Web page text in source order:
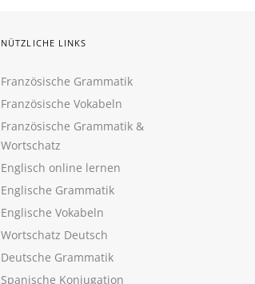
NÜTZLICHE LINKS
Französische Grammatik
Französische Vokabeln
Französische Grammatik &
Wortschatz
Englisch online lernen
Englische Grammatik
Englische Vokabeln
Wortschatz Deutsch
Deutsche Grammatik
Spanische Konjugation